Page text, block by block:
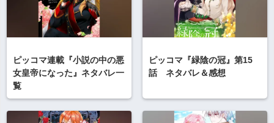
ピッコマ連載『小説の中の悪
女皇帝になった』ネタバレ一
覧
ピッコマ『緑陰の冠』第15
話 ネタバレ＆感想